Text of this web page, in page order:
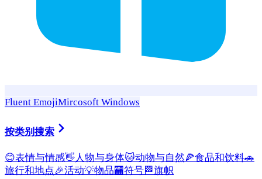
Fluent EmojiMircosoft Windows
按类别搜索
😊表情与情感👋 人物与身体🐱动物与自然🍕食品和饮料🚗
旅行和地点🎉活动💡物品🏧符号🏁旗帜